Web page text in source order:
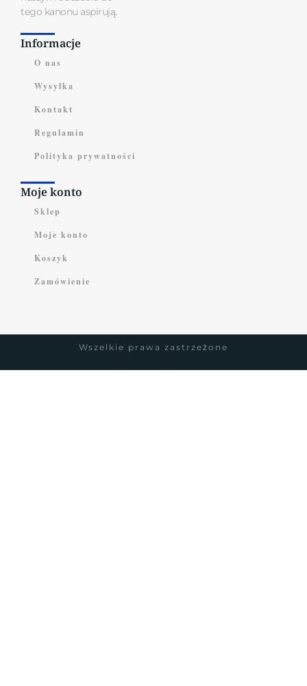
tego kanonu aspirują.
Informacje
O nas
Wysyłka
Kontakt
Regulamin
Polityka prywatności
Moje konto
Sklep
Moje konto
Koszyk
Zamówienie
Wszelkie prawa zastrzeżone